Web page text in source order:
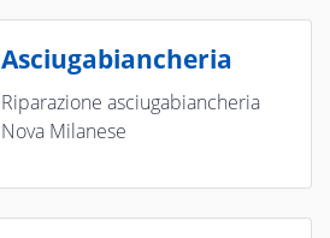
Asciugabiancheria
Riparazione asciugabiancheria
Nova Milanese